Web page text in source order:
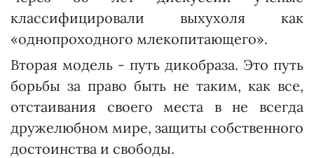
классифицировали выхухоля как
«однопроходного млекопитающего».
Вторая модель - путь дикобраза. Это путь
борьбы за право быть не таким, как все,
отстаивания своего места в не всегда
дружелюбном мире, защиты собст­венного
достоинства и свободы.